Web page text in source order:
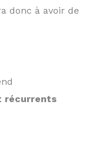
donc à avoir de
récurrents